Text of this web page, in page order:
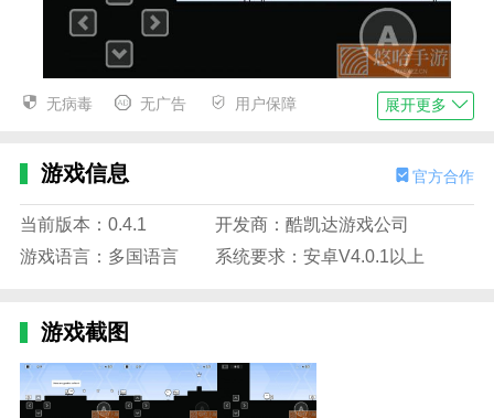
和弦男孩优势
受更多乐趣。
2.和弦男孩游戏性让人更放松，复杂的解压过程让人更
放松。
3.这是一款非常适合各种初学者或者高手的音乐主题游
和弦男孩播放
1.和弦男孩游戏中有很多任务，玩家需要根据任务的要
求跳舞。
无病毒 无广告 用户保障 展开更多
游戏信息 官方合作
当前版本：0.4.1
开发商：酷凯达游戏公司
游戏语言：多国语言
系统要求：安卓V4.0.1以上
游戏截图